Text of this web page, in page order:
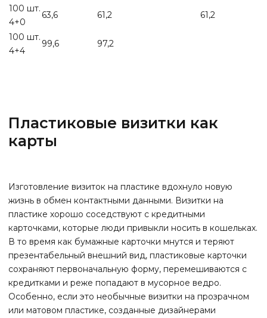
100 шт.
4+0
63,6 61,2 61,2
100 шт.
4+4
99,6 97,2
Пластиковые визитки как
карты
Изготовление визиток на пластике вдохнуло новую
жизнь в обмен контактными данными. Визитки на
пластике хорошо соседствуют с кредитными
карточками, которые люди привыкли носить в кошельках.
В то время как бумажные карточки мнутся и теряют
презентабельный внешний вид, пластиковые карточки
сохраняют первоначальную форму, перемешиваются с
кредитками и реже попадают в мусорное ведро.
Особенно, если это необычные визитки на прозрачном
или матовом пластике, созданные дизайнерами